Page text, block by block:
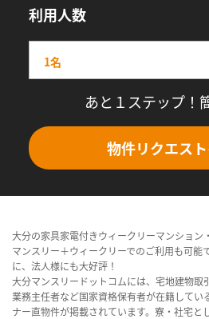
利用人数
あと１ステップ！
物件リクエス
大分の家具家電付きウィークリーマンション
マンスリー＋ウィークリーでのご利用も可能
に、法人様にも大好評！
大分マンスリードットコムには、宅地建物取
業務主任者など国家資格保有者が在籍してい
ナー直物件が掲載されています。寮・社宅と